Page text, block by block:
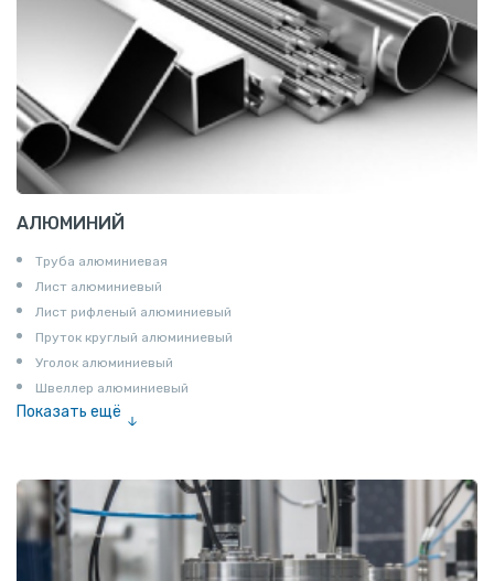
АЛЮМИНИЙ
Труба алюминиевая
Лист алюминиевый
Лист рифленый алюминиевый
Пруток круглый алюминиевый
Уголок алюминиевый
Швеллер алюминиевый
Показать ещё
Шина электротехническая
Алюминиевая плита
Z профиль алюминиевый
Т профиль алюминиевый